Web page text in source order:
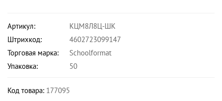
Артикул:
КЦМ8Л8Ц-ШК
Штрихкод:
4602723099147
Торговая марка:
Schoolformat
Упаковка:
50
Код товара: 177095